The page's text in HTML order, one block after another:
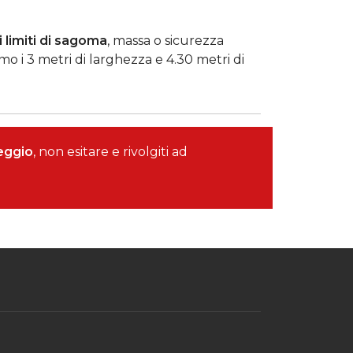
di sagoma, massa o sicurezza
i 3 metri di larghezza e 4.30 metri di
, non esitare e rivolgiti ad